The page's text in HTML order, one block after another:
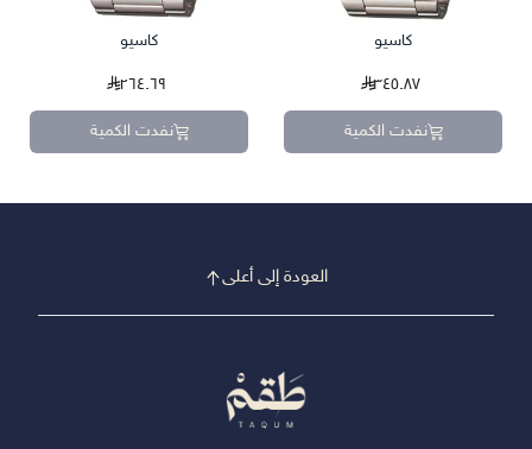
كاسيو
٣٤٥.٨٧
نفدت الكمية
كاسيو
٢٦٤.٦٩
نفدت الكمية
العودة إلى أعلى